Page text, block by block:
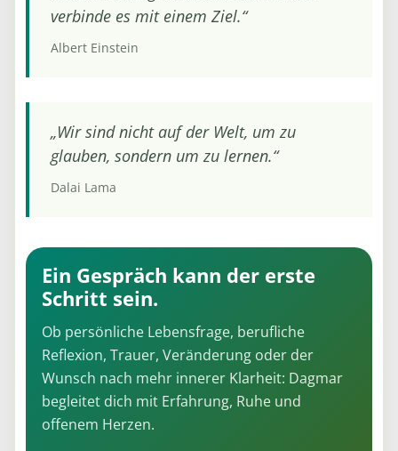
verbinde es mit einem Ziel.“
Albert Einstein
„Wir sind nicht auf der Welt, um zu
glauben, sondern um zu lernen.“
Dalai Lama
Ein Gespräch kann der erste
Schritt sein.
Ob persönliche Lebensfrage, berufliche
Reflexion, Trauer, Veränderung oder der
Wunsch nach mehr innerer Klarheit: Dagmar
begleitet dich mit Erfahrung, Ruhe und
offenem Herzen.